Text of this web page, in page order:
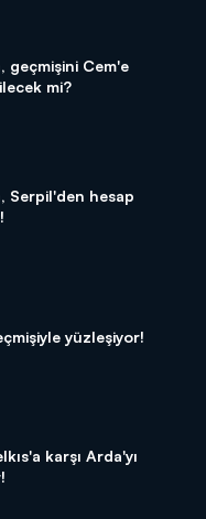
geçmişini Cem'e
mi?
Serpil'den hesap
yüzleşiyor!
karşı Arda'yı